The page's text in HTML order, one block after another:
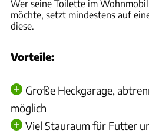
Wer seine Toilette im
möchte, setzt mindestens auf
diese.
Vorteile:
Große Heckgarage,
möglich
Viel Stauraum für Futter